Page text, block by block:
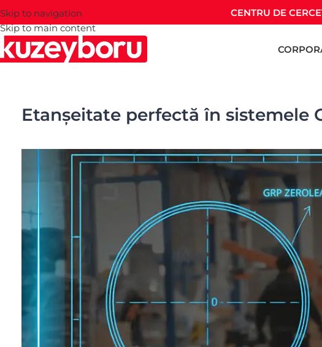
Skip to navigation
Skip to main content
CENTRU DE
Etanșeitate perfectă în sistemele